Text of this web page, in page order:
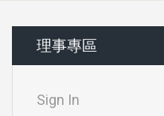
理事專區
Sign In